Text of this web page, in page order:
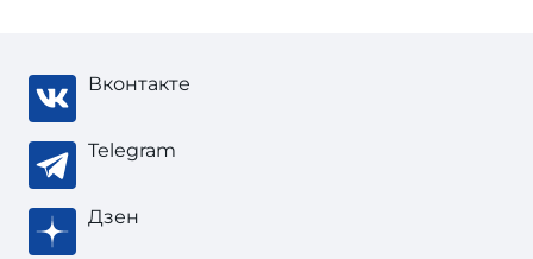
Вконтакте
Telegram
Дзен